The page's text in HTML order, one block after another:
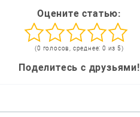
Оцените статью:
(0 голосов, среднее: 0 из 5)
Поделитесь с друзьями!